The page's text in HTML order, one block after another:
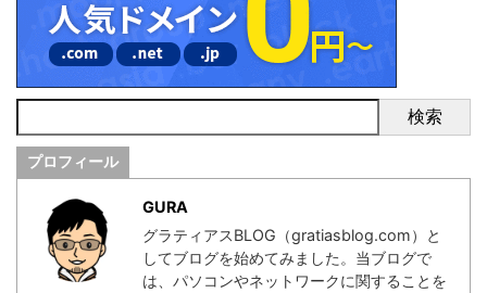
検索
プロフィール
GURA
グラティアスBLOG（gratiasblog.com）と
してブログを始めてみました。当ブログで
は、パソコンやネットワークに関することを